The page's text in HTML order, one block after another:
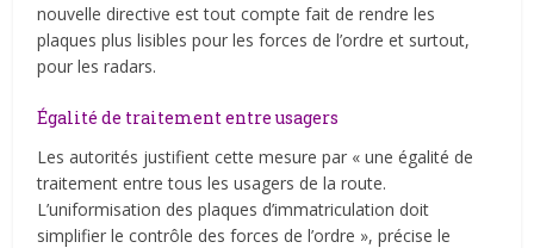
nouvelle directive est tout compte fait de rendre les
plaques plus lisibles pour les forces de l’ordre et surtout,
pour les radars.
Égalité de traitement entre usagers
Les autorités justifient cette mesure par « une égalité de
traitement entre tous les usagers de la route.
L’uniformisation des plaques d’immatriculation doit
simplifier le contrôle des forces de l’ordre », précise le